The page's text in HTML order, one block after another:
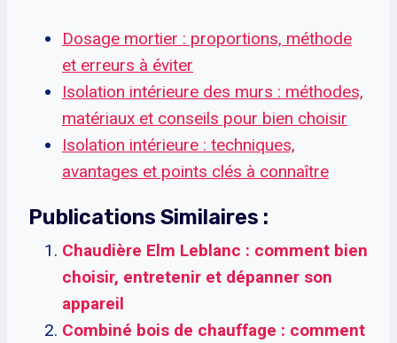
Dosage mortier : proportions, méthode
et erreurs à éviter
Isolation intérieure des murs : méthodes,
matériaux et conseils pour bien choisir
Isolation intérieure : techniques,
avantages et points clés à connaître
Publications Similaires :
Chaudière Elm Leblanc : comment bien
choisir, entretenir et dépanner son
appareil
Combiné bois de chauffage : comment